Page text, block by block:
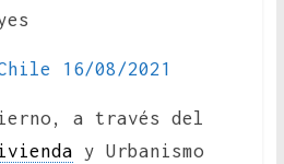
16/08/2021
a través del
y Urbanismo